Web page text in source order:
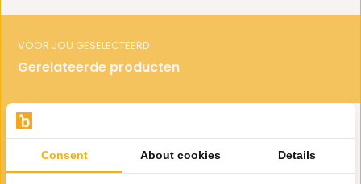
VOOR JOU GESELECTEERD
Gerelateerde producten
Consent About cookies Details